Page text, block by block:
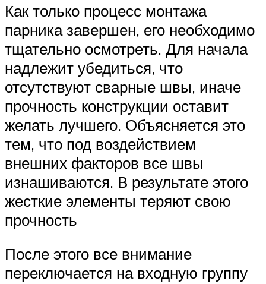
Как только процесс монтажа
парника завершен, его необходимо
тщательно осмотреть. Для начала
надлежит убедиться, что
отсутствуют сварные швы, иначе
прочность конструкции оставит
желать лучшего. Объясняется это
тем, что под воздействием
внешних факторов все швы
изнашиваются. В результате этого
жесткие элементы теряют свою
прочность
После этого все внимание
переключается на входную группу